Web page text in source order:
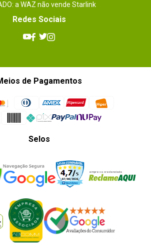
a WAZ não vende Starlink
Redes Sociais
de Pagamentos
Selos